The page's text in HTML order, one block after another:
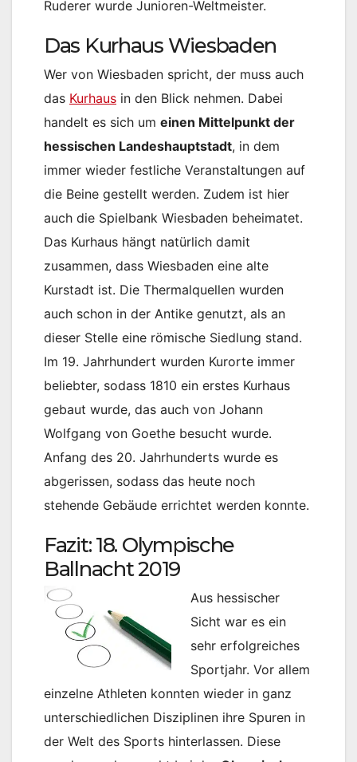
Ruderer wurde Junioren-Weltmeister.
Das Kurhaus Wiesbaden
Wer von Wiesbaden spricht, der muss auch
das Kurhaus in den Blick nehmen. Dabei
handelt es sich um einen Mittelpunkt der
hessischen Landeshauptstadt, in dem
immer wieder festliche Veranstaltungen auf
die Beine gestellt werden. Zudem ist hier
auch die Spielbank Wiesbaden beheimatet.
Das Kurhaus hängt natürlich damit
zusammen, dass Wiesbaden eine alte
Kurstadt ist. Die Thermalquellen wurden
auch schon in der Antike genutzt, als an
dieser Stelle eine römische Siedlung stand.
Im 19. Jahrhundert wurden Kurorte immer
beliebter, sodass 1810 ein erstes Kurhaus
gebaut wurde, das auch von Johann
Wolfgang von Goethe besucht wurde.
Anfang des 20. Jahrhunderts wurde es
abgerissen, sodass das heute noch
stehende Gebäude errichtet werden konnte.
Fazit: 18. Olympische
Ballnacht 2019
Aus hessischer
Sicht war es ein
sehr erfolgreiches
Sportjahr. Vor allem
einzelne Athleten konnten wieder in ganz
unterschiedlichen Disziplinen ihre Spuren in
der Welt des Sports hinterlassen. Diese